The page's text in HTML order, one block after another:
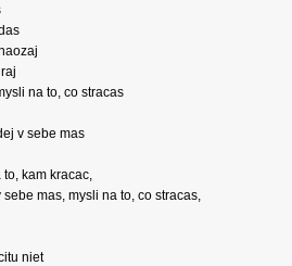
na to, co stracas
v sebe mas
kam kracac,
mas, mysli na to, co stracas,
niet